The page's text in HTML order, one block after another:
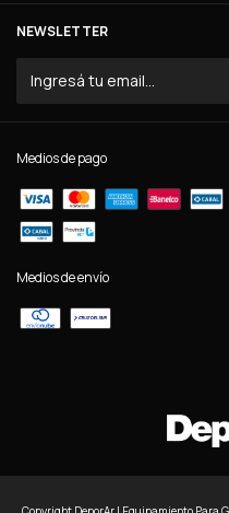
NEWSLETTER
Medios de pago
Medios de envío